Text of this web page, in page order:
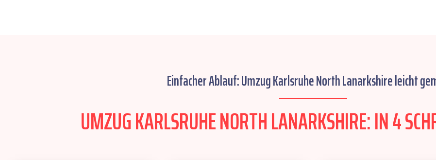
Einfacher Ablauf: Umzug Karlsruhe North Lanarkshire leicht
UMZUG KARLSRUHE NORTH LANARKSHIRE: IN 4